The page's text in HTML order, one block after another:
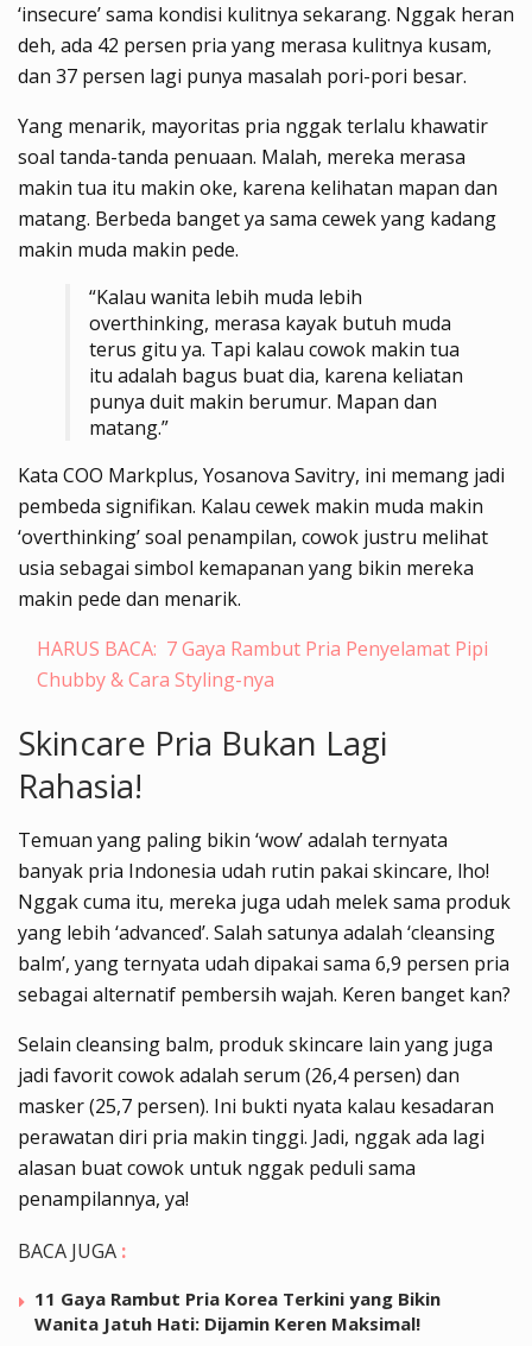
‘insecure’ sama kondisi kulitnya sekarang. Nggak heran
deh, ada 42 persen pria yang merasa kulitnya kusam,
dan 37 persen lagi punya masalah pori-pori besar.
Yang menarik, mayoritas pria nggak terlalu khawatir
soal tanda-tanda penuaan. Malah, mereka merasa
makin tua itu makin oke, karena kelihatan mapan dan
matang. Berbeda banget ya sama cewek yang kadang
makin muda makin pede.
“Kalau wanita lebih muda lebih
overthinking, merasa kayak butuh muda
terus gitu ya. Tapi kalau cowok makin tua
itu adalah bagus buat dia, karena keliatan
punya duit makin berumur. Mapan dan
matang.”
Kata COO Markplus, Yosanova Savitry, ini memang jadi
pembeda signifikan. Kalau cewek makin muda makin
‘overthinking’ soal penampilan, cowok justru melihat
usia sebagai simbol kemapanan yang bikin mereka
makin pede dan menarik.
HARUS BACA: 7 Gaya Rambut Pria Penyelamat Pipi
Chubby & Cara Styling-nya
Skincare Pria Bukan Lagi
Rahasia!
Temuan yang paling bikin ‘wow’ adalah ternyata
banyak pria Indonesia udah rutin pakai skincare, lho!
Nggak cuma itu, mereka juga udah melek sama produk
yang lebih ‘advanced’. Salah satunya adalah ‘cleansing
balm’, yang ternyata udah dipakai sama 6,9 persen pria
sebagai alternatif pembersih wajah. Keren banget kan?
Selain cleansing balm, produk skincare lain yang juga
jadi favorit cowok adalah serum (26,4 persen) dan
masker (25,7 persen). Ini bukti nyata kalau kesadaran
perawatan diri pria makin tinggi. Jadi, nggak ada lagi
alasan buat cowok untuk nggak peduli sama
penampilannya, ya!
BACA JUGA :
11 Gaya Rambut Pria Korea Terkini yang Bikin
Wanita Jatuh Hati: Dijamin Keren Maksimal!